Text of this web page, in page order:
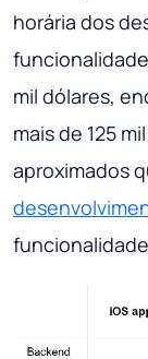
horária dos
mil dólares,
mais de 125
aproximados